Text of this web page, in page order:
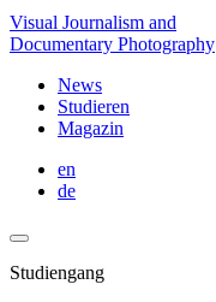
Visual Journalism and
Documentary Photography
News
Studieren
Magazin
en
de
Studiengang